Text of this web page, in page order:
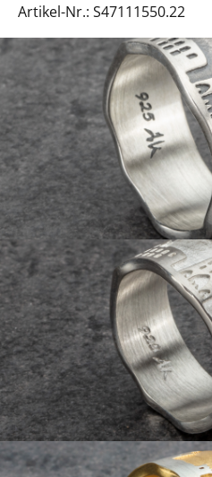
Artikel-Nr.: S47111550.22
Bildergalerie überspringen